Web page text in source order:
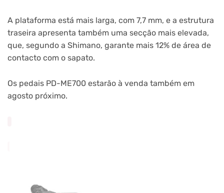
A plataforma está mais larga, com 7,7 mm, e a estrutura
traseira apresenta também uma secção mais elevada,
que, segundo a Shimano, garante mais 12% de área de
contacto com o sapato.
Os pedais PD-ME700 estarão à venda também em
agosto próximo.